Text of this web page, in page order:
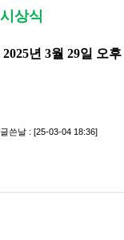
시상식
2025년 3월 29일 오후
글쓴날 : [25-03-04 18:36]